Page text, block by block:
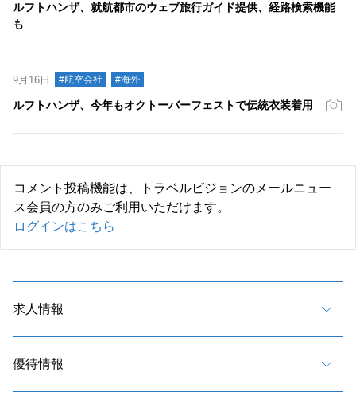
ルフトハンザ、就航都市のウェブ旅行ガイド提供、経路検索機能
も
9月16日 #航空会社 #海外
ルフトハンザ、今年もオクトーバーフェストで伝統衣装着用
コメント投稿機能は、トラベルビジョンのメールニュー
ス会員の方のみご利用いただけます。
ログインはこちら
求人情報
優待情報